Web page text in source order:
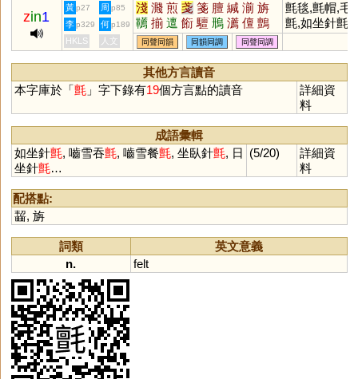
zin1
黃 p27 周 p85 淺 濺 煎 戔 箋 膻 緘 湔 旃
韉 揃 邅 餰 驙 鳽 瀳 儃 鸇
鱣 籛 饘 鬋 牋 帴 栴 羶
氈毯,氈帽,毛
氈,如坐針氈
李 p329 何 p189
HKLS 人文 同聲同韻 同韻同調 同聲同調
其他方言讀音
本字庫於「氈」字下錄有19個方言點的讀音
詳細資
料
成語彙輯
如坐針氈, 嚙雪吞氈, 嚙雪餐氈, 坐臥針氈, 日
坐針氈…
(5/20)
詳細資
料
配搭點:
齧, 旃
詞類
英文意義
n.
felt